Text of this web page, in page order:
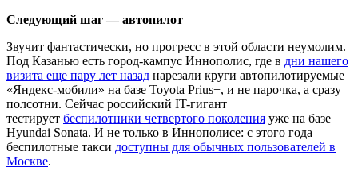
Следующий шаг — автопилот
Звучит фантастически, но прогресс в этой области неумолим.
Под Казанью есть город-кампус Иннополис, где в дни нашего
визита еще пару лет назад нарезали круги автопилотируемые
«Яндекс-мобили» на базе Toyota Prius+, и не парочка, а сразу
полсотни. Сейчас российский IT-гигант
тестирует беспилотники четвертого поколения уже на базе
Hyundai Sonata. И не только в Иннополисе: с этого года
беспилотные такси доступны для обычных пользователей в
Москве.